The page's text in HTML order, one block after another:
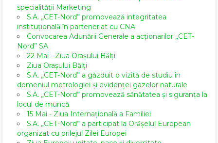
specialității Marketing
S.A. „CET-Nord” promovează integritatea
instituțională în parteneriat cu CNA
Convocarea Adunării Generale a acționarilor „CET-
Nord” SA
22 Mai - Ziua Orașului Bălți
Ziua Orașului Bălți
S.A. „CET-Nord” a găzduit o vizită de studiu în
domeniul metrologiei și evidenței gazelor naturale
S.A. „CET-Nord” promovează sănătatea și siguranța la
locul de muncă
15 Mai - Ziua Internațională a Familiei
S.A. „CET-Nord” a participat la Orășelul European
organizat cu prilejul Zilei Europei